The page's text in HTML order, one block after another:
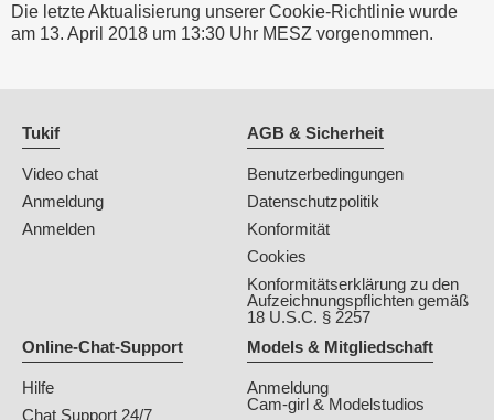
Die letzte Aktualisierung unserer Cookie-Richtlinie wurde
am 13. April 2018 um 13:30 Uhr MESZ vorgenommen.
Tukif
Video chat
Anmeldung
Anmelden
AGB & Sicherheit
Benutzerbedingungen
Datenschutzpolitik
Konformität
Cookies
Konformitätserklärung zu den
Aufzeichnungspflichten gemäß
18 U.S.C. § 2257
Online-Chat-Support
Hilfe
Chat Support 24/7
Models & Mitgliedschaft
Anmeldung
Cam-girl & Modelstudios